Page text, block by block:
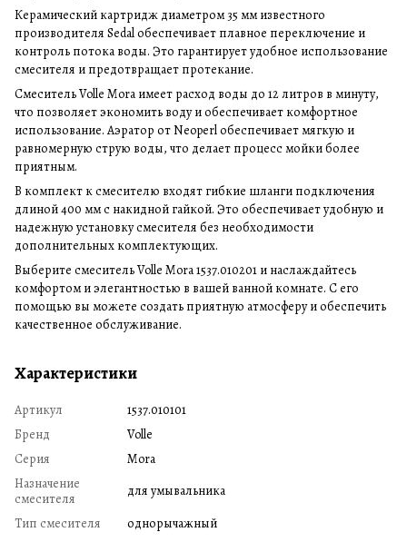
Керамический картридж диаметром 35 мм известного
производителя Sedal обеспечивает плавное переключение и
контроль потока воды. Это гарантирует удобное использование
смесителя и предотвращает протекание.
Смеситель Volle Mora имеет расход воды до 12 литров в минуту,
что позволяет экономить воду и обеспечивает комфортное
использование. Аэратор от Neoperl обеспечивает мягкую и
равномерную струю воды, что делает процесс мойки более
приятным.
В комплект к смесителю входят гибкие шланги подключения
длиной 400 мм с накидной гайкой. Это обеспечивает удобную и
надежную установку смесителя без необходимости
дополнительных комплектующих.
Выберите смеситель Volle Mora 1537.010201 и наслаждайтесь
комфортом и элегантностью в вашей ванной комнате. С его
помощью вы можете создать приятную атмосферу и обеспечить
качественное обслуживание.
Характеристики
Артикул
1537.010101
Бренд
Volle
Серия
Mora
Назначение
смесителя
для умывальника
Тип смесителя
однорычажный